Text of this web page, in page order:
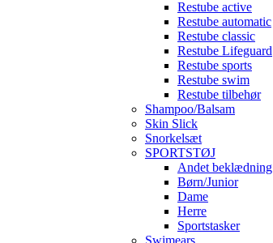
Restube active
Restube automatic
Restube classic
Restube Lifeguard
Restube sports
Restube swim
Restube tilbehør
Shampoo/Balsam
Skin Slick
Snorkelsæt
SPORTSTØJ
Andet beklædning
Børn/Junior
Dame
Herre
Sportstasker
Swimears